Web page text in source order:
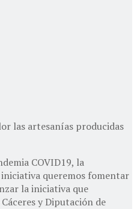
las artesanías producidas
COVID19, la
queremos fomentar
la iniciativa que
y Diputación de